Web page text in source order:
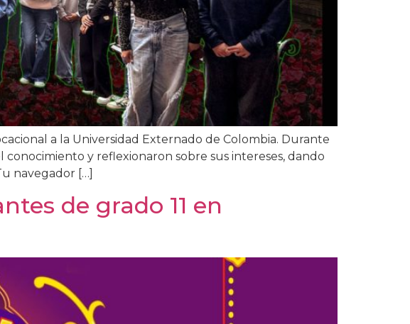
a la Universidad Externado de Colombia. Durante
y reflexionaron sobre sus intereses, dando
navegador […]
de grado 11 en